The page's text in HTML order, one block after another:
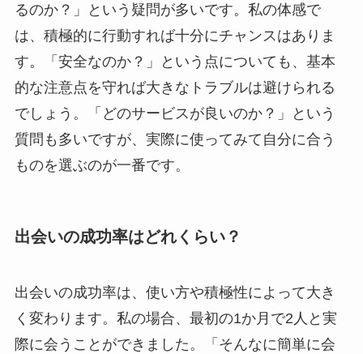
るのか？」という疑問が多いです。私の体感で
は、積極的に行動すれば十分にチャンスはありま
す。「安全なのか？」という点についても、基本
的な注意点を守れば大きなトラブルは避けられる
でしょう。「どのサービスが良いのか？」という
質問も多いですが、実際に使ってみて自分に合う
ものを選ぶのが一番です。
出会いの成功率はどれくらい？
出会いの成功率は、使い方や積極性によって大き
く変わります。私の場合、最初の1か月で2人と実
際に会うことができました。「そんなに簡単に会